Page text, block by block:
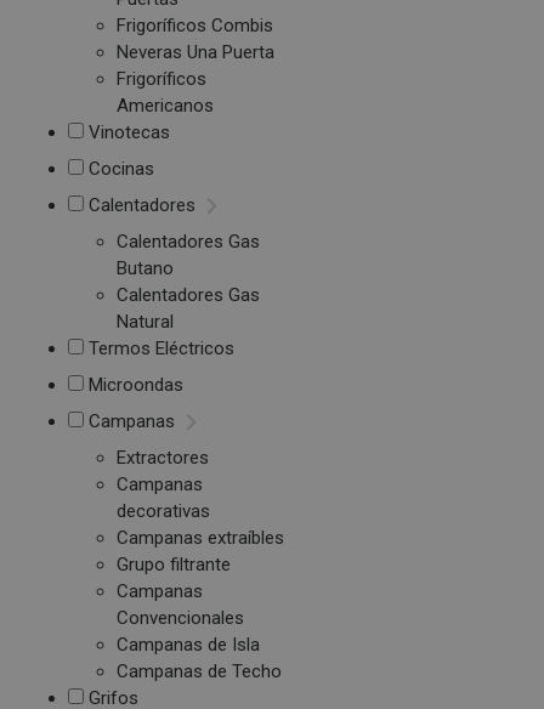
Frigoríficos Combis
Neveras Una Puerta
Frigoríficos
Americanos
Vinotecas
Cocinas
Calentadores
Calentadores Gas
Butano
Calentadores Gas
Natural
Termos Eléctricos
Microondas
Campanas
Extractores
Campanas
decorativas
Campanas extraíbles
Grupo filtrante
Campanas
Convencionales
Campanas de Isla
Campanas de Techo
Grifos